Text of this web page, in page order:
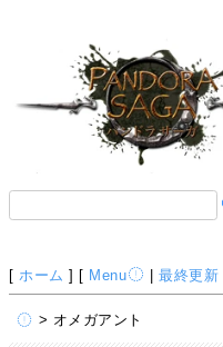
[ ホーム ] [ Menu |最終更新
> オメガアント